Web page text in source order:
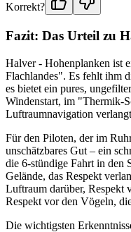
Korrekt?
Fazit: Das Urteil zu
Halver - Hohenplanken ist
Flachlandes". Es fehlt ihm
es bietet ein pures,
Windenstart, im "Thermik-
Luftraumnavigation
Für den Piloten, der im
unschätzbares Gut – ein
die 6-stündige Fahrt in den
Gelände, das Respekt
Luftraum darüber, Respekt
Respekt vor den Vögeln,
Die wichtigsten